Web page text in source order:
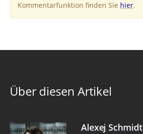
Kommentarfunktion finden Sie hier.
Über diesen Artikel
Alexej Schmidt